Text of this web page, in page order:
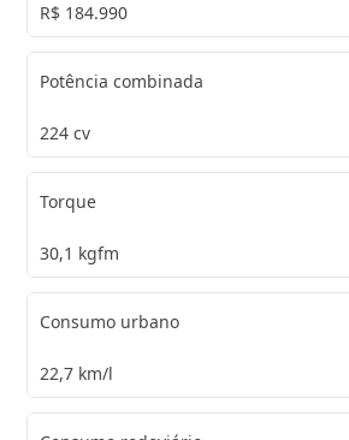
R$ 184.990
Potência combinada
224 cv
Torque
30,1 kgfm
Consumo urbano
22,7 km/l